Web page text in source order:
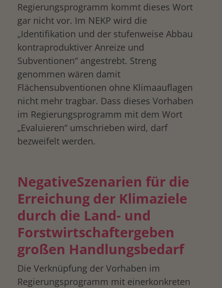
Regierungsprogramm kommt dieses Wort
gar nicht vor. Im NEKP wird die
„Identifikation und der stufenweise Abbau
kontraproduktiver Anreize und
Subventionen“ angestrebt. Streng
genommen wären damit
Flächensubventionen ohne Klimaauflagen
nicht mehr tragbar. Dass dieses Vorhaben
im Regierungsprogramm mit dem Wort
„Evaluieren“ umschrieben wird, darf
bezweifelt werden.
NegativeSzenarien für die
Erreichung der Klimaziele
durch die Land- und
Forstwirtschaftergeben
großen Handlungsbedarf
Die Verknüpfung der Vorhaben im
Regierungsprogramm mit einerkonkreten